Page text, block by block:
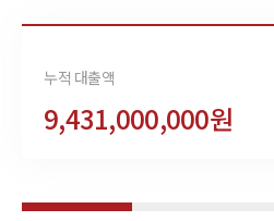
누적 대출액
9,431,000,000원